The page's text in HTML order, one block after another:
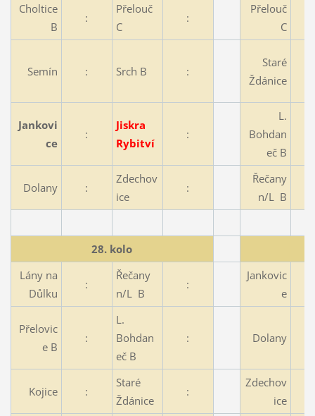
Choltice
B
:
Přelouč
C
:
Přelouč
C
Semín : Srch B :
Staré
Ždánice
Jankovi
ce
:
Jiskra
Rybitví
:
L.
Bohdan
eč B
Dolany :
Zdechov
ice
:
Řečany
n/L B
28. kolo
Lány na
Důlku
:
Řečany
n/L B
:
Jankovic
e
Přelovic
e B
:
L.
Bohdan
eč B
: Dolany
Kojice :
Staré
Ždánice
:
Zdechov
ice